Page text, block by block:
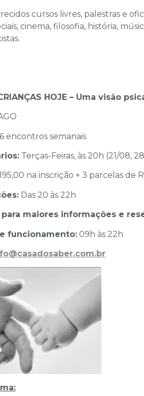
cursos livres, palestras e
cinema, filosofia, história,
HOJE – Uma visão
6 encontros semanais
Terças-Feiras, às 20h (21/08,
na inscrição + 3 parcelas de
Das 20 às 22h
maiores informações e
funcionamento: 09h às 22h